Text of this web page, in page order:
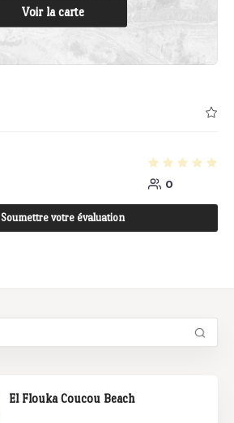
Voir la carte
0
Soumettre votre évaluation
El Flouka Coucou Beach